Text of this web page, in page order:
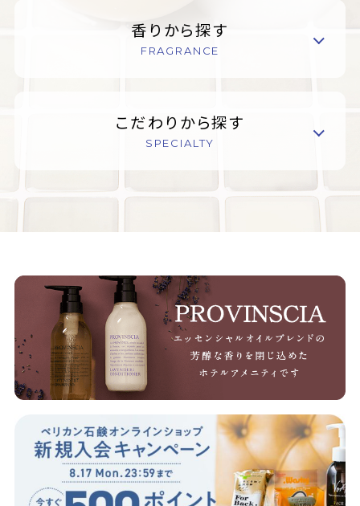
香りから探す
FRAGRANCE
こだわりから探す
SPECIALTY